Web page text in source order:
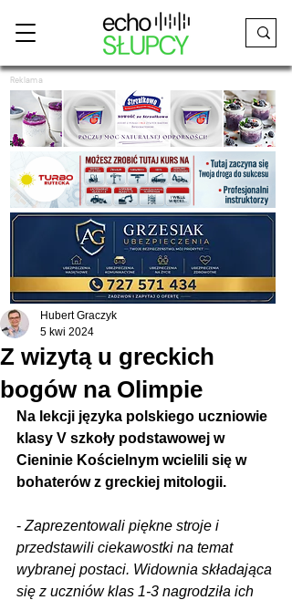
Reklama
Z wizytą u greckich
bogów na Olimpie
Hubert Graczyk
5 kwi 2024
Na lekcji języka polskiego uczniowie
klasy V szkoły podstawowej w
Cieninie Kościelnym wcielili się w
bohaterów z greckiej mitologii.
- Zaprezentowali piękne stroje i
przedstawili ciekawostki na temat
wybranej postaci. Widownia składająca
się z uczniów klas 1-3 nagrodziła ich